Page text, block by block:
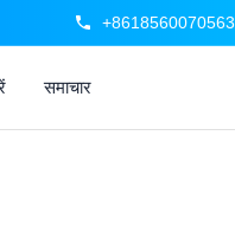
+8618560070563
समाचार